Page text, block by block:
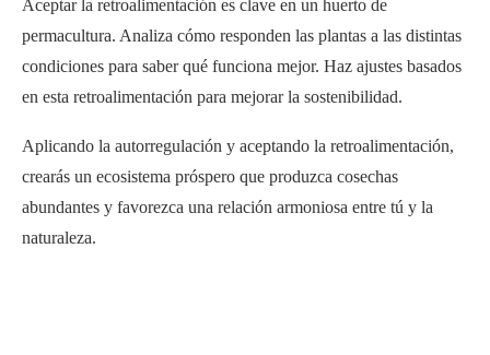
Aceptar la retroalimentación es clave en un huerto de
permacultura. Analiza cómo responden las plantas a las distintas
condiciones para saber qué funciona mejor. Haz ajustes basados
en esta retroalimentación para mejorar la sostenibilidad.
Aplicando la autorregulación y aceptando la retroalimentación,
crearás un ecosistema próspero que produzca cosechas
abundantes y favorezca una relación armoniosa entre tú y la
naturaleza.